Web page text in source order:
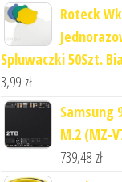
Roteck
Spluwaczki 50Szt.
3,99 zł
Samsung
M.2 (MZ-
739,48 zł